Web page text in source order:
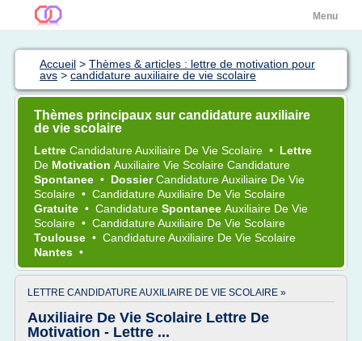
Menu
Accueil > Thèmes & articles : lettre de motivation pour
avs > candidature auxiliaire de vie scolaire
Thèmes principaux sur candidature auxiliaire
de vie scolaire
Lettre Candidature Auxiliaire De Vie Scolaire • Lettre
De Motivation Auxiliaire Vie Scolaire Candidature
Spontanee • DossierCandidature Auxiliaire De Vie
Scolaire • Candidature Auxiliaire De Vie Scolaire
Gratuite • Candidature Spontanee Auxiliaire De Vie
Scolaire • Candidature Auxiliaire De Vie Scolaire
Toulouse • Candidature Auxiliaire De Vie Scolaire
Nantes •
LETTRE CANDIDATURE AUXILIAIRE DE VIE SCOLAIRE »
Auxiliaire De Vie Scolaire Lettre De
Motivation - Lettre ...